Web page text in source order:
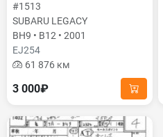
#1513
SUBARU LEGACY
BH9 • B12 • 2001
EJ254
61 876 км
3 000₽